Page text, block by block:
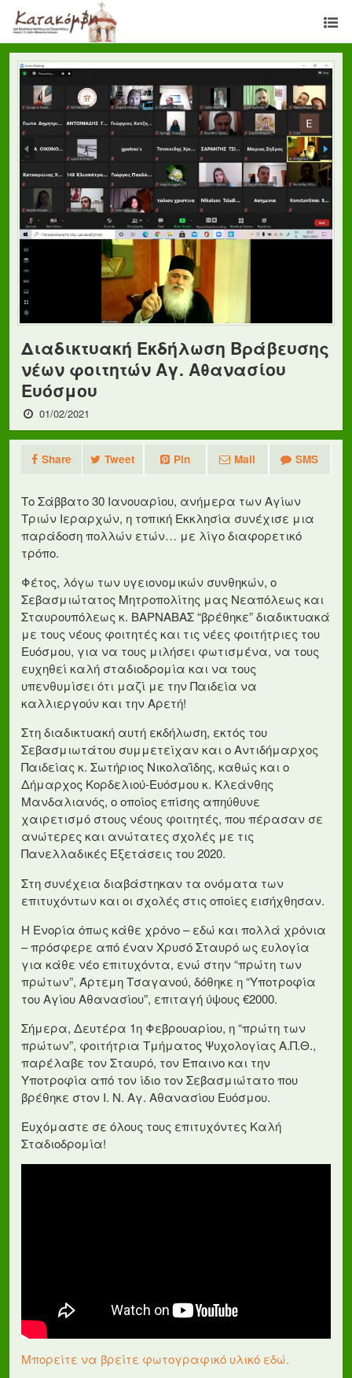
Διαδικτυακή Εκδήλωση Βράβευσης
νέων φοιτητών Αγ. Αθανασίου
Ευόσμου
01/02/2021
Share Tweet Pin Mail SMS
Το Σάββατο 30 Ιανουαρίου, ανήμερα των Αγίων
Τριών Ιεραρχών, η τοπική Εκκλησία συνέχισε μια
παράδοση πολλών ετών… με λίγο διαφορετικό
τρόπο.
Φέτος, λόγω των υγειονομικών συνθηκών, ο
Σεβασμιώτατος Μητροπολίτης μας Νεαπόλεως και
Σταυρουπόλεως κ. ΒΑΡΝΑΒΑΣ “βρέθηκε” διαδικτυακά
με τους νέους φοιτητές και τις νέες φοιτήτριες του
Ευόσμου, για να τους μιλήσει φωτισμένα, να τους
ευχηθεί καλή σταδιοδρομία και να τους
υπενθυμίσει ότι μαζί με την Παιδεία να
καλλιεργούν και την Αρετή!
Στη διαδικτυακή αυτή εκδήλωση, εκτός του
Σεβασμιωτάτου συμμετείχαν και ο Αντιδήμαρχος
Παιδείας κ. Σωτήριος Νικολαΐδης, καθώς και ο
Δήμαρχος Κορδελιού-Ευόσμου κ. Κλεάνθης
Μανδαλιανός, ο οποίος επίσης απηύθυνε
χαιρετισμό στους νέους φοιτητές, που πέρασαν σε
ανώτερες και ανώτατες σχολές με τις
Πανελλαδικές Εξετάσεις του 2020.
Στη συνέχεια διαβάστηκαν τα ονόματα των
επιτυχόντων και οι σχολές στις οποίες εισήχθησαν.
Η Ενορία όπως κάθε χρόνο – εδώ και πολλά χρόνια
– πρόσφερε από έναν Χρυσό Σταυρό ως ευλογία
για κάθε νέο επιτυχόντα, ενώ στην “πρώτη των
πρώτων”, Άρτεμη Τσαγανού, δόθηκε η “Υποτροφία
του Αγίου Αθανασίου”, επιταγή ύψους €2000.
Σήμερα, Δευτέρα 1η Φεβρουαρίου, η “πρώτη των
πρώτων”, φοιτήτρια Τμήματος Ψυχολογίας Α.Π.Θ.,
παρέλαβε τον Σταυρό, τον Έπαινο και την
Υποτροφία από τον ίδιο τον Σεβασμιώτατο που
βρέθηκε στον Ι. Ν. Αγ. Αθανασίου Ευόσμου.
Ευχόμαστε σε όλους τους επιτυχόντες Καλή
Σταδιοδρομία!
Μπορείτε να βρείτε φωτογραφικό υλικό εδώ.